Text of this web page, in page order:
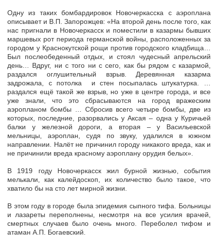
Одну из таких бомбардировок Новочеркасска с аэроплана
описывает и В.П. Запорожцев: «На второй день после того, как
нас пригнали в Новочеркасск и поместили в казармы бывших
маршевых рот периода германской войны, расположенных за
городом у Краснокутской рощи против городского кладбища…
Был послеобеденный отдых, и стоял чудесный апрельский
день… Вдруг, ни с того ни с сего, как бы рядом с казармой,
раздался оглушительный взрыв. Деревянная казарма
задрожала, с потолка и стен посыпалась штукатурка. …
раздался ещё такой же взрыв, но уже в центре города, и все
уже знали, что это сбрасываются на город вражеским
аэропланом бомбы … Сбросив всего четыре бомбы, две из
которых, последние, разорвались у Аксая – одна у Куричьей
балки у железной дороги, а вторая – у Васильевской
мельницы, аэроплан, судя по звуку, удалился в южном
направлении. Налёт не причинил городу никакого вреда, как и
не причинили вреда красному аэроплану орудия белых».
В 1919 году Новочеркасск жил бурной жизнью, события
мелькали, как калейдоскоп, их количество было такое, что
хватило бы на сто лет мирной жизни.
В этом году в городе была эпидемия сыпного тифа. Больницы
и лазареты переполнены, несмотря на все усилия врачей,
смертных случаев было очень много. Переболел тифом и
атаман А.П. Богаевский.